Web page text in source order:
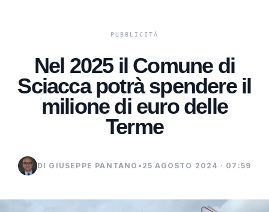
Nel 2025 il Comune di
Sciacca potrà spendere il
milione di euro delle
Terme
DI GIUSEPPE PANTANO • 25 AGOSTO 2024 · 07:59